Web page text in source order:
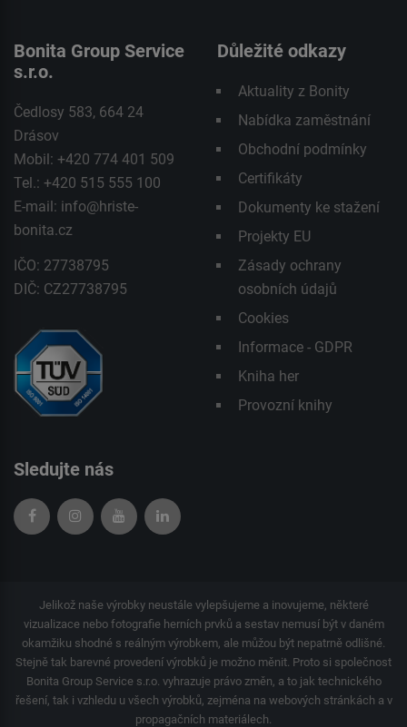
Bonita Group Service
s.r.o.
Čedlosy 583, 664 24
Drásov
Mobil: +420 774 401 509
Tel.: +420 515 555 100
E-mail: info@hriste-
bonita.cz
IČO: 27738795
DIČ: CZ27738795
Důležité odkazy
Aktuality z Bonity
Nabídka zaměstnání
Obchodní podmínky
Certifikáty
Dokumenty ke stažení
Projekty EU
Zásady ochrany
osobních údajů
Cookies
Informace - GDPR
Kniha her
Provozní knihy
Sledujte nás
Jelikož naše výrobky neustále vylepšujeme a inovujeme, některé
vizualizace nebo fotografie herních prvků a sestav nemusí být v daném
okamžiku shodné s reálným výrobkem, ale můžou být nepatrně odlišné.
Stejně tak barevné provedení výrobků je možno měnit. Proto si společnost
Bonita Group Service s.r.o. vyhrazuje právo změn, a to jak technického
řešení, tak i vzhledu u všech výrobků, zejména na webových stránkách a v
propagačních materiálech.